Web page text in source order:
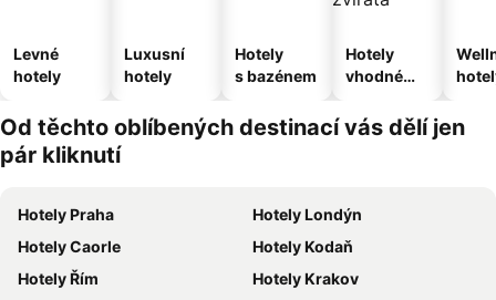
Levné
hotely
Luxusní
hotely
Hotely
s bazénem
Hotely
vhodné
domácí
zvířata
Od těchto oblíbených destinací vás dělí jen
pár kliknutí
Hotely Praha
Hotely Londýn
Hotely Caorle
Hotely Kodaň
Hotely Řím
Hotely Krakov